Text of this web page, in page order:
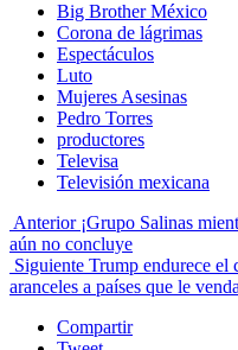
Big Brother México
Corona de lágrimas
Espectáculos
Luto
Mujeres Asesinas
Pedro Torres
productores
Televisa
Televisión mexicana
Anterior ¡Grupo Salinas
aún no concluye
Siguiente Trump endurece el
aranceles a países que le
Compartir